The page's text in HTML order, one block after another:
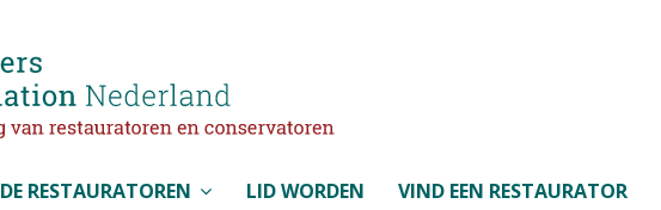
DE RESTAURATOREN LID WORDEN VIND EEN RESTAURATOR